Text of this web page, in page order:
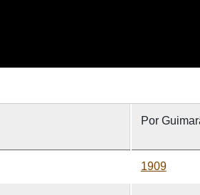
Por
1909